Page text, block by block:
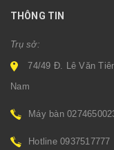
THÔNG TIN
Trụ sở:
74/49 Đ. Lê Văn
Nam
Máy bàn
Hotline 0937517777